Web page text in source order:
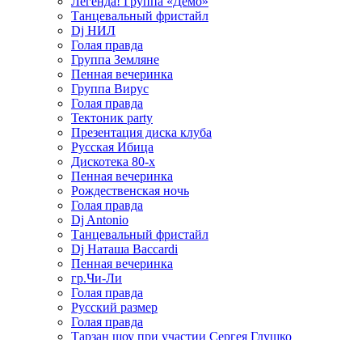
Танцевальный фристайл
Dj НИЛ
Голая правда
Группа Земляне
Пенная вечеринка
Группа Вирус
Голая правда
Тектоник party
Презентация диска клуба
Русская Ибица
Дискотека 80-х
Пенная вечеринка
Рождественская ночь
Голая правда
Dj Antonio
Танцевальный фристайл
Dj Наташа Baccardi
Пенная вечеринка
гр.Чи-Ли
Голая правда
Русский размер
Голая правда
Тарзан шоу при участии Сергея Глушко